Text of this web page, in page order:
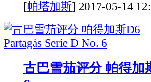
[帕塔加斯] 2017-05-14
古巴雪茄评分 帕得加